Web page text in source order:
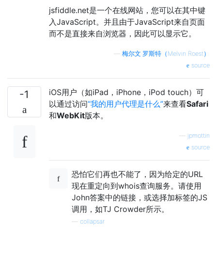
jsfiddle.net是一个在线网站，您可以在其中键
入JavaScript。并且由于JavaScript来自页面
而不是直接来自浏览器，因此可以显示它。
梅尔文·罗斯特（Melvin Roest）
source
-1
iOS用户（如iPad，iPhone，iPod touch）可
以通过访问“我的用户代理是什么”来查看Safari
和WebKit版本。
jpmottin
source
恐怕它们再也不能了，因为给定的URL
现在重定向到whois查询服务。请使用
John答案中的链接，或选择加标签的JS
调用，如TJ Crowder所示。
collapsar